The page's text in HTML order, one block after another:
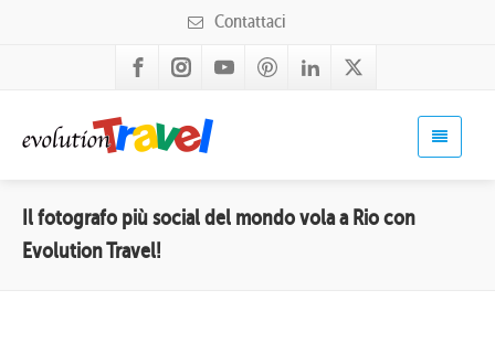
Contattaci
Il fotografo più social del mondo vola a Rio con
Evolution Travel!